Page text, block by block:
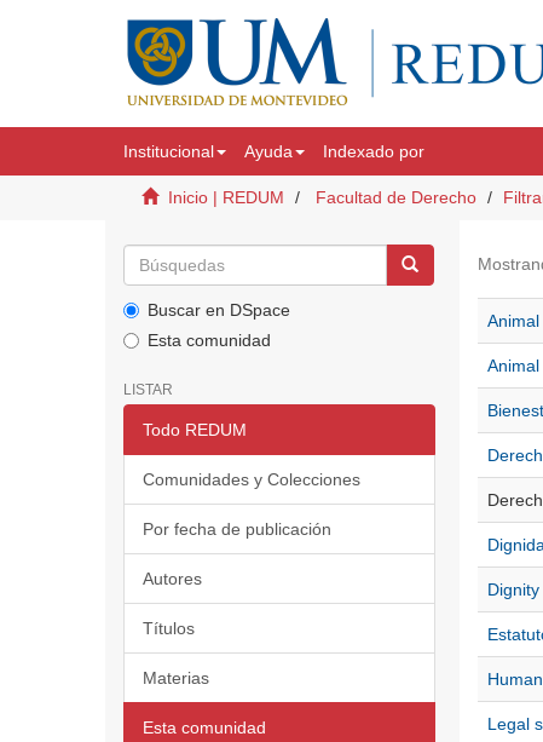
Institucional Ayuda Indexado por
Inicio | REDUM Facultad de Derecho
Buscar en DSpace
Esta comunidad
LISTAR
Todo REDUM
Comunidades y Colecciones
Por fecha de publicación
Autores
Títulos
Materias
Esta comunidad
Dignity
Legal